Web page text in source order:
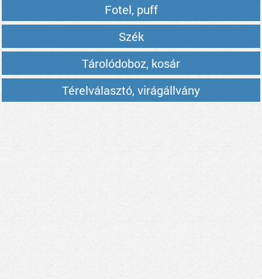
Fotel, puff
Szék
Tárolódoboz, kosár
Térelválasztó, virágállvány